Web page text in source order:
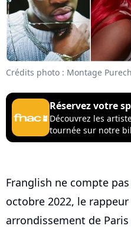
Crédits photo : Montage
Réservez votre
Découvrez les
tournée sur notre
Franglish ne compte
octobre 2022, le
arrondissement de